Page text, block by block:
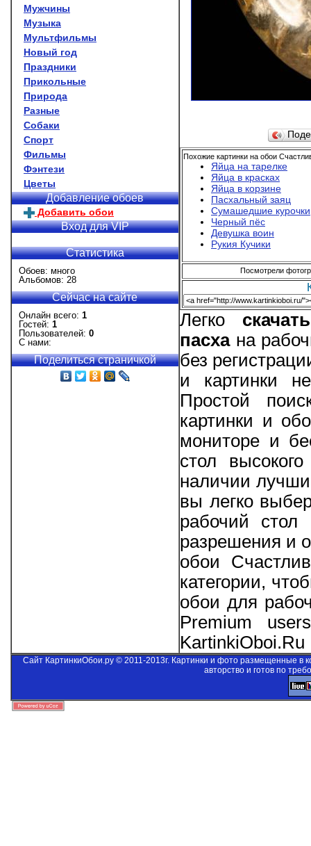
Мужчины
Музыка
Мультфильмы
Новый год
Праздники
Прикольные
Природа
Разные
Собаки
Спорт
Фильмы
Фэнтези
Цветы
Добавление обоев
Добавить обои
Вход для VIP
Статистика
Обоев: много
Альбомов: 28
Сейчас на сайте
Онлайн всего: 1
Гостей: 1
Пользователей: 0
С нами:
Поделиться страничкой
Похожие картинки на обои
Яйца на тарелке
Яйца в красках
Яйца в корзине
Пасхальный заяц
Сумашедшие курочки
Черный пёс
Девушка воин
Рукия Кучики
Посмотрели
Легко
пасхана
без
и картинки
Простой
картинки и
мониторе и
стол
наличии
вы легко
рабочий стол
разрешения и
обои
категории,
обои для
Premium
KartinkiOboi.Ru
Сайт КартинкиОбои.ру © 2011-2013г. Картинки и фото размещенные в
авторство и готов по